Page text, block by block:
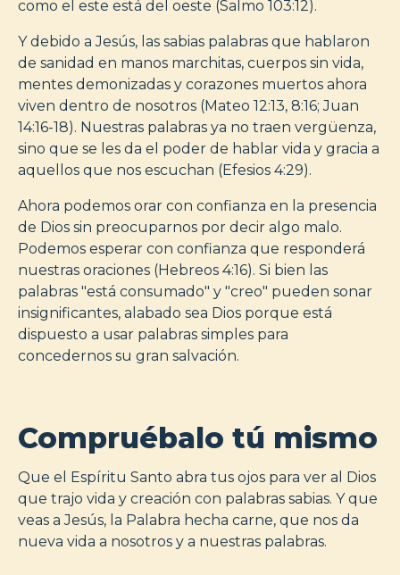
como el este está del oeste (Salmo 103:12).
Y debido a Jesús, las sabias palabras que hablaron
de sanidad en manos marchitas, cuerpos sin vida,
mentes demonizadas y corazones muertos ahora
viven dentro de nosotros (Mateo 12:13, 8:16; Juan
14:16-18). Nuestras palabras ya no traen vergüenza,
sino que se les da el poder de hablar vida y gracia a
aquellos que nos escuchan (Efesios 4:29).
Ahora podemos orar con confianza en la presencia
de Dios sin preocuparnos por decir algo malo.
Podemos esperar con confianza que responderá
nuestras oraciones (Hebreos 4:16). Si bien las
palabras "está consumado" y "creo" pueden sonar
insignificantes, alabado sea Dios porque está
dispuesto a usar palabras simples para
concedernos su gran salvación.
Compruébalo tú mismo
Que el Espíritu Santo abra tus ojos para ver al Dios
que trajo vida y creación con palabras sabias. Y que
veas a Jesús, la Palabra hecha carne, que nos da
nueva vida a nosotros y a nuestras palabras.